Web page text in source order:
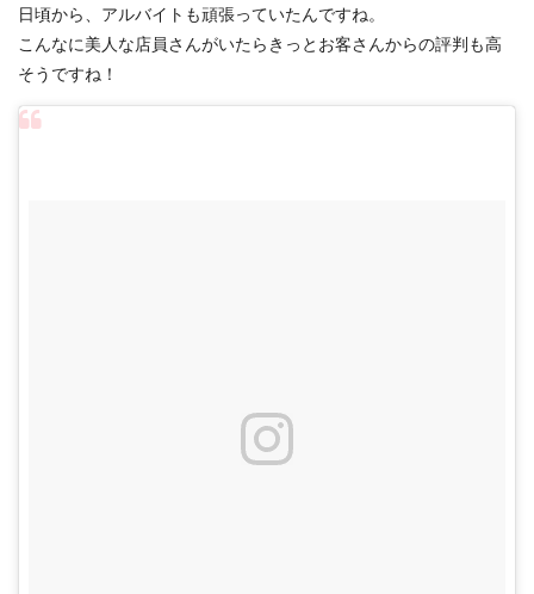
日頃から、アルバイトも頑張っていたんですね。
こんなに美人な店員さんがいたらきっとお客さんからの評判も高
そうですね！